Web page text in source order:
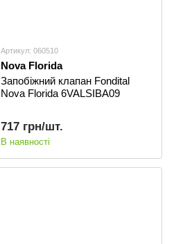
Артикул: 060510
Nova Florida
Запобіжний клапан Fondital
Nova Florida 6VALSIBA09
717 грн/шт.
В наявності